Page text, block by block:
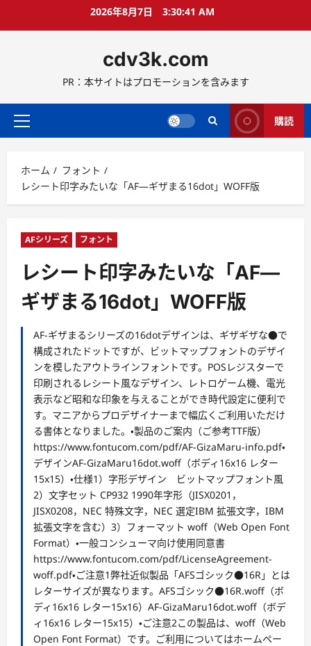
ス
ッ
2026年8月7日 3:30:42 AM
cdv3k.com
PR：本サイトはプロモーションを含みます
メ
メ
ニ
ュ
購読
ホーム
フォント
レシート印字みたいな「AF―ギザまる16dot」WOFF版
AFシリーズ フォント
レシート印字みたいな「AF―
ギザまる16dot」WOFF版
AF-ギザまるシリーズの16dotデザインは、ギザギザな●で
構成されたドットですが、ビットマップフォントのデザイ
ンを模したアウトラインフォントです。POSレジスターで
印刷されるレシート風なデザイン、レトロゲーム機、電光
表示など昭和な印象を与えることができ時代設定に便利で
す。マニアからプロデザイナーまで幅広くご利用いただけ
る書体となりました。・製品のご案内（ご参考TTF版）
https://www.fontucom.com/pdf/AF-GizaMaru-info.pdf・
デザインAF-GizaMaru16dot.woff（ボディ16x16 レター
15x15）・仕様1）字形デザイン ビットマップフォント風
2）文字セット CP932 1990年字形（JISX0201，
JISX0208，NEC 特殊文字，NEC 選定IBM 拡張文字，IBM
拡張文字を含む）3）フォーマット woff（Web Open Font
Format）・一般コンシューマ向け使用同意書
https://www.fontucom.com/pdf/LicenseAgreement-
woff.pdf・ご注意1弊社近似製品「AFSゴシック●16R」とは
レターサイズが異なります。AFSゴシック●16R.woff（ボ
ディ16x16 レター15x16）AF-GizaMaru16dot.woff（ボデ
ィ16x16 レター15x15）・ご注意2この製品は、woff（Web
Open Font Format）です。ご利用についてはホームペー